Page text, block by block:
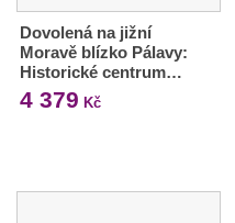
Dovolená na jižní
Moravě blízko Pálavy:
Historické centrum…
4 379 Kč